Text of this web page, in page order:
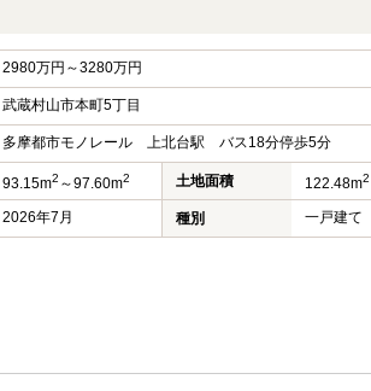
2980万円～3280万円
武蔵村山市本町5丁目
多摩都市モノレール 上北台駅 バス18分停歩5分
93.15m2 ～97.60m2 土地面積 122.48m2
2026年7月 種別 一戸建て